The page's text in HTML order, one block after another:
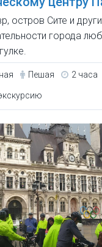
остров Сите и
города
Пешая 2 часа